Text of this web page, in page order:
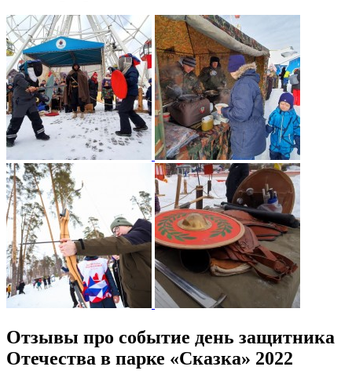
Отзывы про событие день защитника
Отечества в парке «Сказка» 2022